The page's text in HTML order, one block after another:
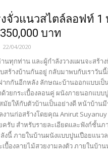
จั่วแนวสไตล์ลอฟท์ 1
บาท
22/04/2020
ทุกท่าน และผู้กำลังวางแผนจะสร้า
สร้างบ้านกันอยู่ กลับมาพบกับเราวัน
ากกันอีกหลัง ลักษณะบ้านออกแบบเป็
วยกระเบื้องลอนคู่ ผนังภายนอกแบ
ยให้กับตัวบ้านเป็นอย่างดี หน้าบ้าน
านก่อสร้างโดยคุณ Anirut
รับ สำหรับรายละเอียดและฟังก์ชั้นภ
นี้ ภายในบ้านผนังแบบปูนเปือยแนว
บื้องลายไม้สวยงามลงตัว ภายในบ้า